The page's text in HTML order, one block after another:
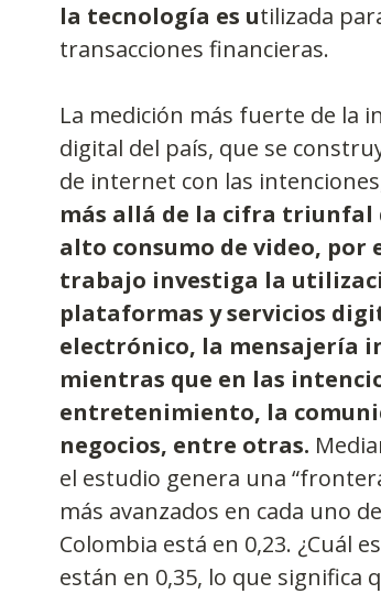
la tecnología es utilizada
transacciones financieras.
La medición más fuerte de la
digital del país, que se
de internet con las
más allá de la cifra triunfal
alto consumo de video, por
trabajo investiga la
plataformas y servicios
electrónico, la mensajería
mientras que en las
entretenimiento, la
negocios, entre otras.
el estudio genera una
más avanzados en cada uno
Colombia está en 0,23. ¿Cuál
están en 0,35, lo que significa